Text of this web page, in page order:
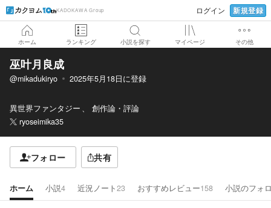
KADOKAWA Group ログイン 新規登録
ホーム ランキング 小説を探す マイページ その他
巫叶月良成
@mikadukiryo 2025年5月18日に登録
異世界ファンタジー
創作論・評論
ryoseimika35
フォロー 共有
ホーム 小説4 近況ノート23 おすすめレビュー158 小説のフォ